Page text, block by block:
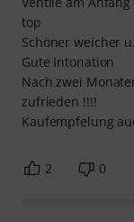
top
Schöner weicher
Gute Intonation
Nach zwei
zufrieden !!!!
Kaufempfelung
2 0